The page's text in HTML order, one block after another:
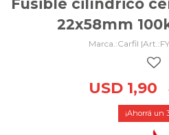
Fusible cilíndrico
22x58mm
Carfil |
USD 1,90